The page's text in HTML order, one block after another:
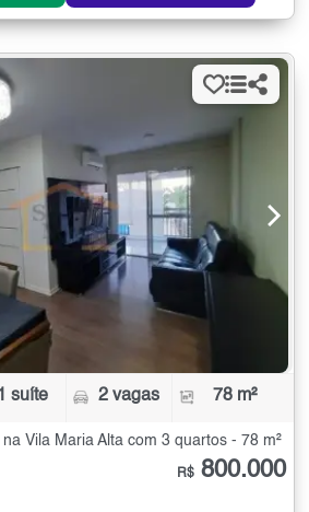
suíte 2 vagas 78 m²
Vila Maria Alta com 3 quartos - 78 m²
R$ 800.000